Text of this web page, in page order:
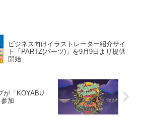
ビジネス向けイラストレーター紹介サイ
ト「PARTZ(パーツ)」を9月9日より提供
開始
が「KOYABU
加